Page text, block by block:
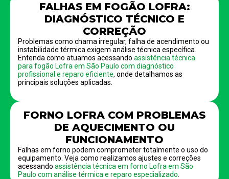
FALHAS EM FOGÃO LOFRA:
DIAGNÓSTICO TÉCNICO E
CORREÇÃO
Problemas como chama irregular, falha de acendimento ou
instabilidade térmica exigem análise técnica específica.
Entenda como atuamos acessando assistência técnica
para fogão Lofra em São Paulo com diagnóstico
profissional e reparo eficiente, onde detalhamos as
principais soluções aplicadas.
FORNO LOFRA COM PROBLEMAS
DE AQUECIMENTO OU
FUNCIONAMENTO
Falhas em forno podem comprometer totalmente o uso do
equipamento. Veja como realizamos ajustes e correções
acessando assistência técnica em forno Lofra em São
Paulo com análise térmica e reparo especializado